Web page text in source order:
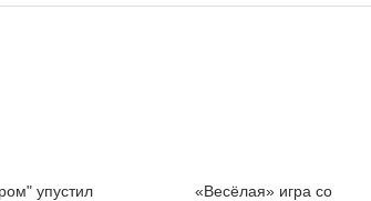
упустил
«Весёлая» игра со